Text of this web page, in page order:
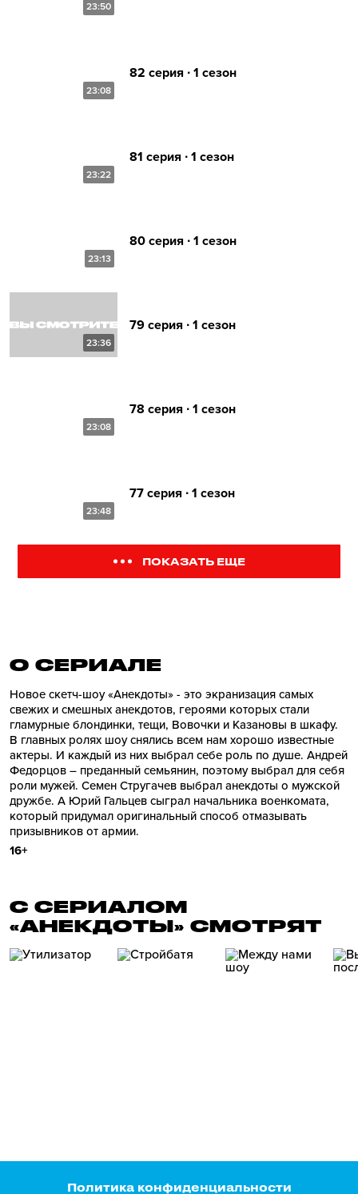
23:50
23:08
82 серия ∙ 1 сезон
23:22
81 серия ∙ 1 сезон
23:13
80 серия ∙ 1 сезон
23:36
79 серия ∙ 1 сезон
23:08
78 серия ∙ 1 сезон
23:48
77 серия ∙ 1 сезон
ПОКАЗАТЬ ЕЩЕ
О СЕРИАЛE
Новое скетч-шоу «Анекдоты» - это экранизация самых
свежих и смешных анекдотов, героями которых стали
гламурные блондинки, тещи, Вовочки и Казановы в шкафу.
В главных ролях шоу снялись всем нам хорошо известные
актеры. И каждый из них выбрал себе роль по душе. Андрей
Федорцов – преданный семьянин, поэтому выбрал для себя
роли мужей. Семен Стругачев выбрал анекдоты о мужской
дружбе. А Юрий Гальцев сыграл начальника военкомата,
который придумал оригинальный способ отмазывать
призывников от армии.
16+
С СЕРИАЛОМ
«АНЕКДОТЫ» СМОТРЯТ
Политика конфиденциальности